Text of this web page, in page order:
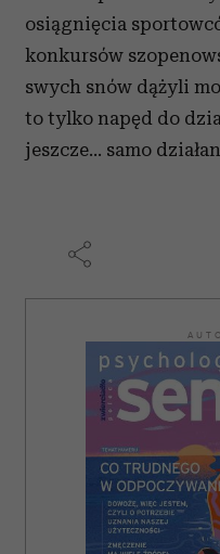
korzystasz z naszej
społecznościowym,
Partnerzy mogą
otrzymanymi od Ciebie
korzystania z ich usług.
osiągnięcia
konkursów
swych snów dążyli
to tylko napęd do
jeszcze… samo